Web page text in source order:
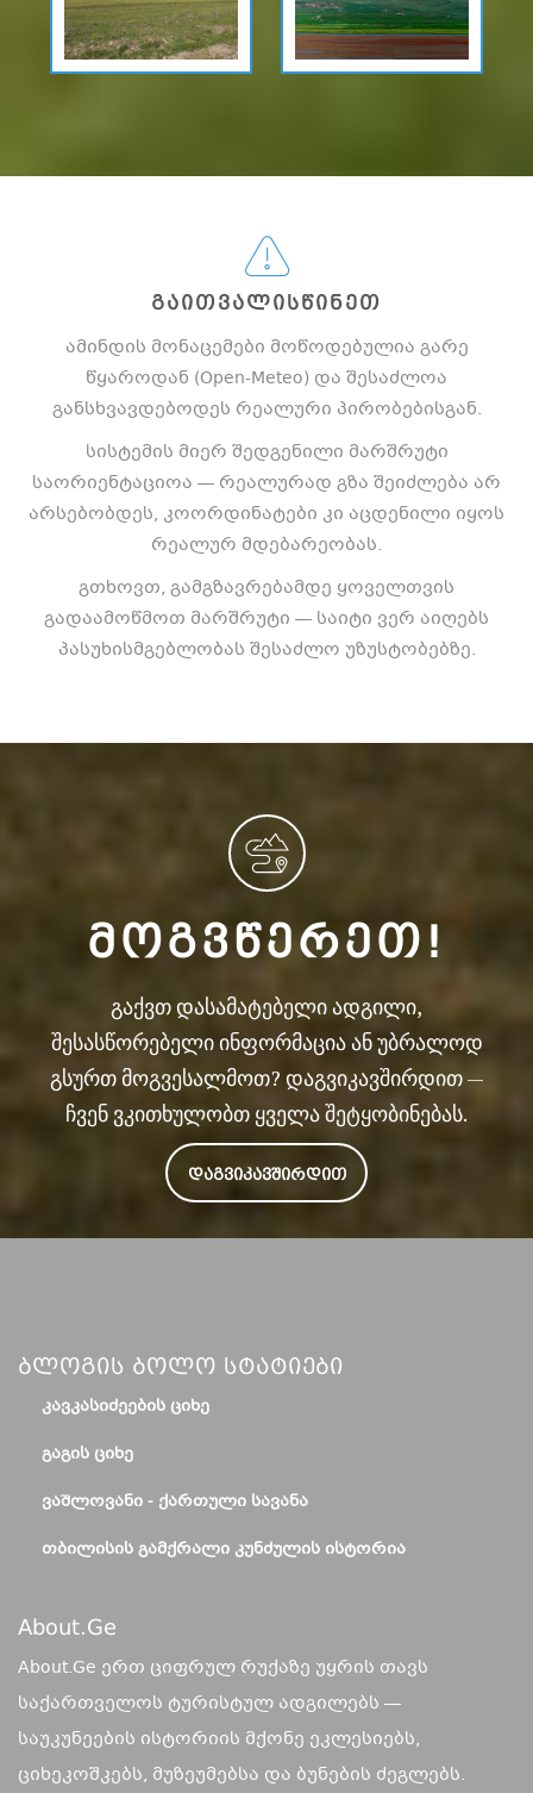
ᲒᲐᲘᲗᲕᲐᲚᲘᲡᲬᲘᲜᲔᲗ
ამინდის მონაცემები მოწოდებულია გარე
წყაროდან (Open-Meteo) და შესაძლოა
განსხვავდებოდეს რეალური პირობებისგან.
სისტემის მიერ შედგენილი მარშრუტი
საორიენტაციოა — რეალურად გზა შეიძლება არ
არსებობდეს, კოორდინატები კი აცდენილი იყოს
რეალურ მდებარეობას.
გთხოვთ, გამგზავრებამდე ყოველთვის
გადაამოწმოთ მარშრუტი — საიტი ვერ აიღებს
პასუხისმგებლობას შესაძლო უზუსტობებზე.
ᲛᲝᲒᲕᲬᲔᲠᲔᲗ!
გაქვთ დასამატებელი ადგილი,
შესასწორებელი ინფორმაცია ან უბრალოდ
გსურთ მოგვესალმოთ? დაგვიკავშირდით —
ჩვენ ვკითხულობთ ყველა შეტყობინებას.
ᲓᲐᲒᲕᲘᲙᲐᲕᲨᲘᲠᲓᲘᲗ
Ბლოგის Ბოლო Სტატიები
ᲙᲐᲕᲙᲐᲡᲘᲫᲔᲔᲑᲘᲡ ᲪᲘᲮᲔ
ᲒᲐᲒᲘᲡ ᲪᲘᲮᲔ
ᲕᲐᲨᲚᲝᲕᲐᲜᲘ - ᲥᲐᲠᲗᲣᲚᲘ ᲡᲐᲕᲐᲜᲐ
ᲗᲑᲘᲚᲘᲡᲘᲡ ᲒᲐᲛᲥᲠᲐᲚᲘ ᲙᲣᲜᲫᲣᲚᲘᲡ ᲘᲡᲢᲝᲠᲘᲐ
About.ge
About.Ge ერთ ციფრულ რუქაზე უყრის თავს
საქართველოს ტურისტულ ადგილებს —
საუკუნეების ისტორიის მქონე ეკლესიებს,
ციხეკოშკებს, მუზეუმებსა და ბუნების ძეგლებს.